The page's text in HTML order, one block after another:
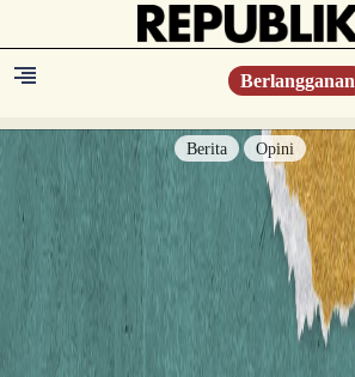
Berlangganan
Berita Opini
Berita
Islam Digest
Hikmah